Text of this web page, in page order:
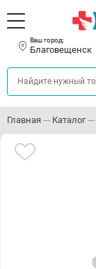
Ваш город:
Благовещенск
Главная Каталог